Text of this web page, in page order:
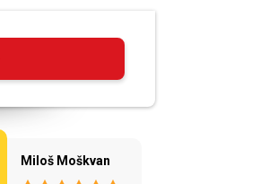
Miloš Moškvan